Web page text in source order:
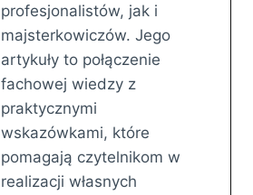
profesjonalistów, jak i
majsterkowiczów. Jego
artykuły to połączenie
fachowej wiedzy z
praktycznymi
wskazówkami, które
pomagają czytelnikom w
realizacji własnych